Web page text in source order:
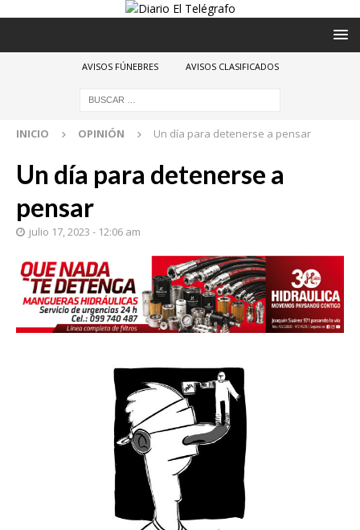
AVISOS FÚNEBRES AVISOS CLASIFICADOS
INICIO OPINIÓN Un día para detenerse a pensar
Un día para detenerse a
pensar
julio 17, 2023 - 12:06 am